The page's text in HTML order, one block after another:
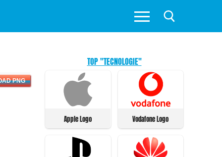
PNG
TOP "TECNOLOGIE"
Apple Logo Vodafone Logo